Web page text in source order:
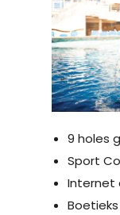
9 holes
Sport
Internet
Boetieks